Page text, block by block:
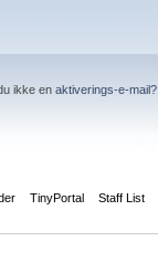
ikke en aktiverings-e-mail?
TinyPortal Staff List